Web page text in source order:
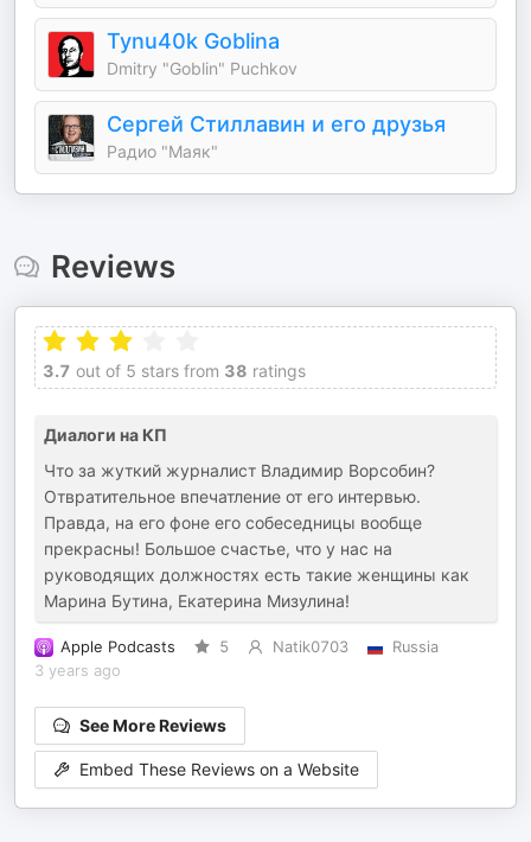
Tynu40k Goblina
Dmitry "Goblin" Puchkov
Сергей Стиллавин и его друзья
Радио "Маяк"
Reviews
3.7 out of 5 stars from 38 ratings
Диалоги на КП
Что за жуткий журналист Владимир Ворсобин?
Отвратительное впечатление от его интервью.
Правда, на его фоне его собеседницы вообще
прекрасны! Большое счастье, что у нас на
руководящих должностях есть такие женщины как
Марина Бутина, Екатерина Мизулина!
Apple Podcasts 5 Natik0703
Russia
3 years ago
See More Reviews
Embed These Reviews on a Website